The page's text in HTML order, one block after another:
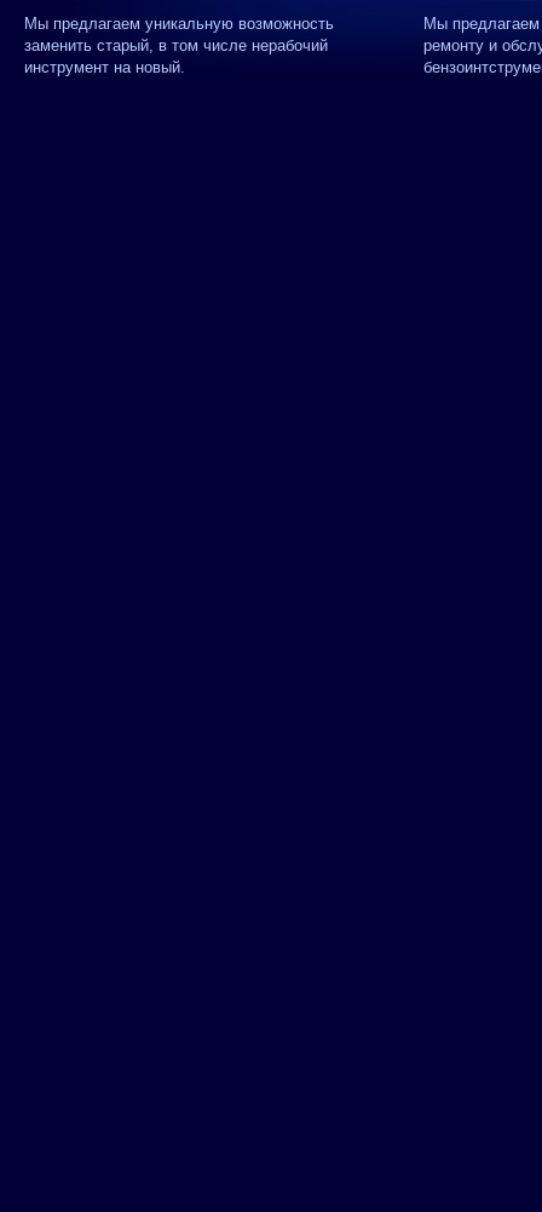
Мы предлагаем уникальную возможность
заменить старый, в том числе нерабочий
инструмент на новый.
Мы
ремонту и